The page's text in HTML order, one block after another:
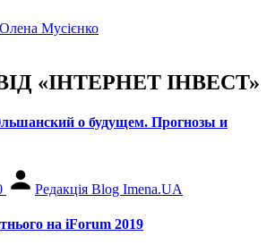
Олена Мусієнко
«ІНТЕРНЕТ ІНВЕСТ»
о будущем. Прогнозы и
Редакція Blog Imena.UA
на iForum 2019